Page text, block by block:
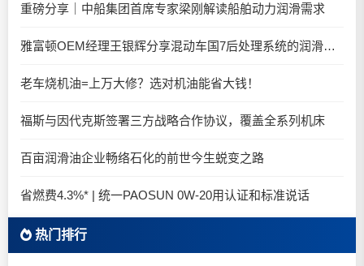
重磅分享｜中船集团首席专家梁刚解读船舶动力润滑需求
雅富顿OEM经理王银辉分享混动车国7后处理系统的润滑油要求
老车烧机油=上万大修？选对机油能省大钱！
福斯与因代克斯签署三方战略合作协议，覆盖全系列机床
百亩润滑油企业畅络石化的前世今生蜕变之路
省燃费4.3%* | 统一PAOSUN 0W-20用认证和标准说话
热门排行